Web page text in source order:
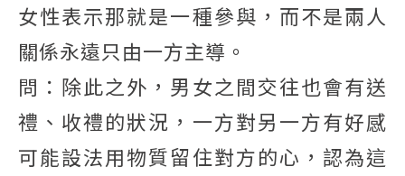
女性表示那就是一種參與，而不是兩人
關係永遠只由一方主導。
問：除此之外，男女之間交往也會有送
禮、收禮的狀況，一方對另一方有好感
可能設法用物質留住對方的心，認為這